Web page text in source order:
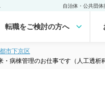
自治体・公共団
転職をご検討の方へ
市下京区
病棟管理のお仕事です（人工透析